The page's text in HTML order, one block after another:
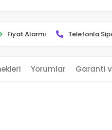
Fiyat Alarmı Telefonla
Yorumlar Garanti